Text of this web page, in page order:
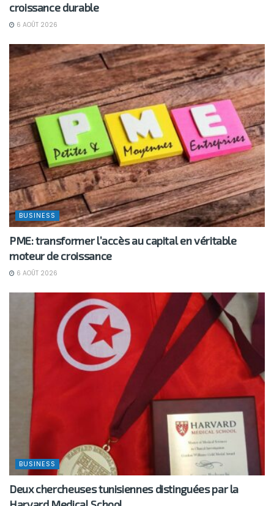
croissance durable
6 AOÛT 2026
BUSINESS
PME: transformer l’accès au capital en véritable
moteur de croissance
6 AOÛT 2026
BUSINESS
Deux chercheuses tunisiennes distinguées par la